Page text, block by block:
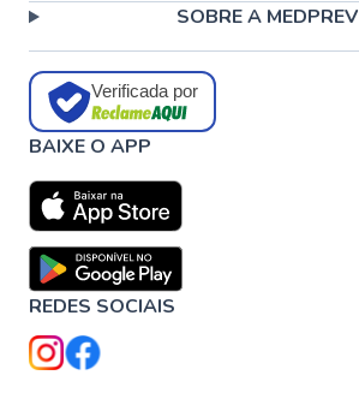
SOBRE A MEDPREV
Verificada por
BAIXE O APP
REDES SOCIAIS